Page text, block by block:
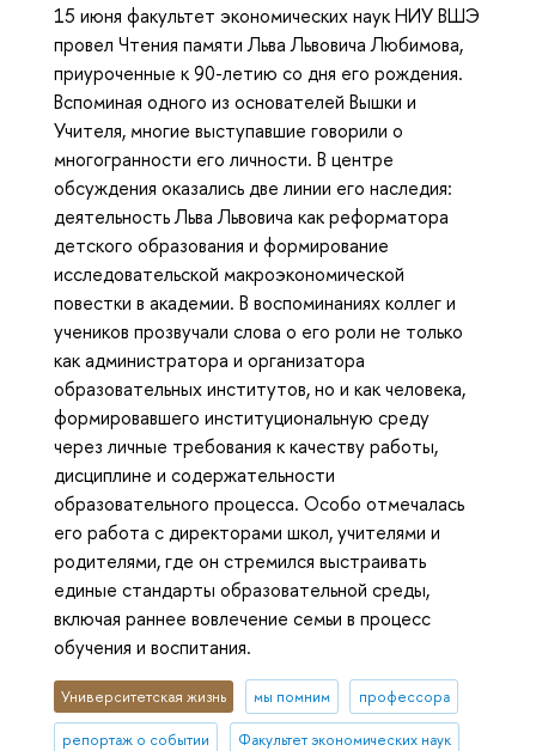
15 июня факультет экономических наук НИУ ВШЭ
провел Чтения памяти Льва Львовича Любимова,
приуроченные к 90-летию со дня его рождения.
Вспоминая одного из основателей Вышки и
Учителя, многие выступавшие говорили о
многогранности его личности. В центре
обсуждения оказались две линии его наследия:
деятельность Льва Львовича как реформатора
детского образования и формирование
исследовательской макроэкономической
повестки в академии. В воспоминаниях коллег и
учеников прозвучали слова о его роли не только
как администратора и организатора
образовательных институтов, но и как человека,
формировавшего институциональную среду
через личные требования к качеству работы,
дисциплине и содержательности
образовательного процесса. Особо отмечалась
его работа с директорами школ, учителями и
родителями, где он стремился выстраивать
единые стандарты образовательной среды,
включая раннее вовлечение семьи в процесс
обучения и воспитания.
Университетская жизнь мы помним профессора
репортаж о событии Факультет экономических наук